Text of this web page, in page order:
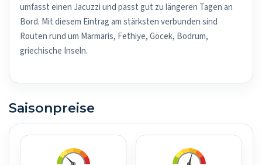
umfasst einen Jacuzzi und passt gut zu längeren Tagen an
Bord. Mit diesem Eintrag am stärksten verbunden sind
Routen rund um Marmaris, Fethiye, Göcek, Bodrum,
griechische Inseln.
Saisonpreise